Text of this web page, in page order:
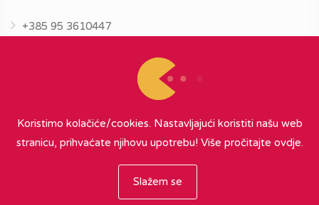
+385 95 3610447
Koristimo kolačiće/cookies. Nastavljajući koristiti našu web
stranicu, prihvaćate njihovu upotrebu! Više pročitajte ovdje.
Slažem se